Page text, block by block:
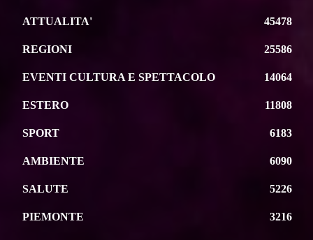
ATTUALITA' 45478
REGIONI 25586
EVENTI CULTURA E SPETTACOLO 14064
ESTERO 11808
SPORT 6183
AMBIENTE 6090
SALUTE 5226
PIEMONTE 3216